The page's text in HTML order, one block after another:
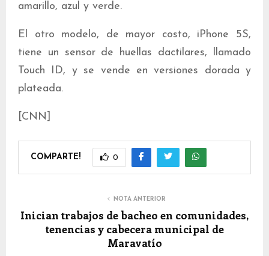
amarillo, azul y verde.
El otro modelo, de mayor costo, iPhone 5S,
tiene un sensor de huellas dactilares, llamado
Touch ID, y se vende en versiones dorada y
plateada.
[CNN]
COMPARTE! 0
NOTA ANTERIOR
Inician trabajos de bacheo en comunidades,
tenencias y cabecera municipal de
Maravatío